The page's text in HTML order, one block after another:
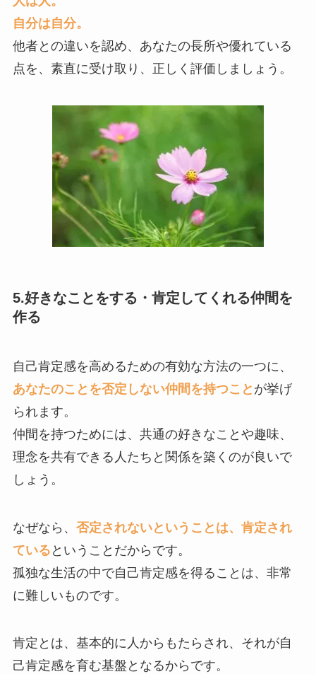
自分は自分。
他者との違いを認め、あなたの長所や優れている
点を、素直に受け取り、正しく評価しましょう。
5.好きなことをする・肯定してくれる仲間を
作る
自己肯定感を高めるための有効な方法の一つに、
あなたのことを否定しない仲間を持つこと が挙げ
られます。
仲間を持つためには、共通の好きなことや趣味、
理念を共有できる人たちと関係を築くのが良いで
しょう。
なぜなら、 否定されないということは、肯定され
ている ということだからです。
孤独な生活の中で自己肯定感を得ることは、非常
に難しいものです。
肯定とは、基本的に人からもたらされ、それが自
己肯定感を育む基盤となるからです。